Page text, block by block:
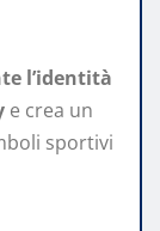
l’identità
e crea un
sportivi